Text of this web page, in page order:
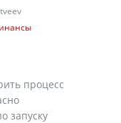
процесс
запуску